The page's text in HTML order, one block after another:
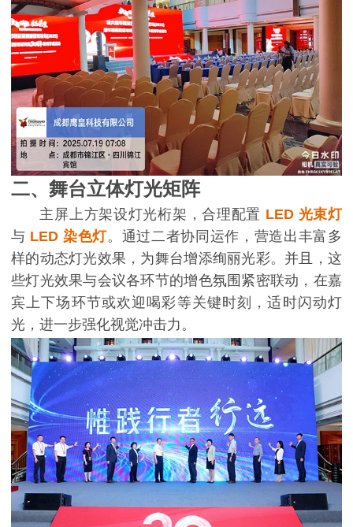
二、舞台立体灯光矩阵
主屏上方架设灯光桁架，合理配置 LED 光束灯
与 LED 染色灯。通过二者协同运作，营造出丰富多
样的动态灯光效果，为舞台增添绚丽光彩。并且，这
些灯光效果与会议各环节的增色氛围紧密联动，在嘉
宾上下场环节或欢迎喝彩等关键时刻，适时闪动灯
光，进一步强化视觉冲击力。